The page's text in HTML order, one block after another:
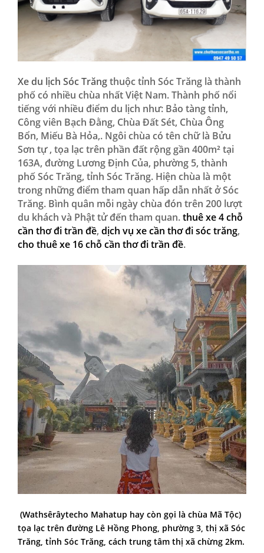
Xe du lịch Sóc Trăngthuộc tỉnh Sóc Trăng là thành
phố có nhiều chùa nhất Việt Nam. Thành phố nổi
tiếng với nhiều điểm du lịch như: Bảo tàng tỉnh,
Công viên Bạch Đằng, Chùa Đất Sét, Chùa Ông
Bổn, Miếu Bà Hỏa,. Ngôi chùa có tên chữ là Bửu
Sơn tự , tọa lạc trên phần đất rộng gần 400m² tại
163A, đường Lương Định Của, phường 5, thành
phố Sóc Trăng, tỉnh Sóc Trăng. Hiện chùa là một
trong những điểm tham quan hấp dẫn nhất ở Sóc
Trăng. Bình quân mỗi ngày chùa đón trên 200 lượt
du khách và Phật tử đến tham quan.thuê xe 4 chỗ
cần thơ đi trần đề, dịch vụ xe cần thơ đi sóc trăng,
cho thuê xe 16 chỗ cần thơ đi trần đề.
(Wathsêrâytecho Mahatup hay còn gọi là chùa Mã Tộc)
tọa lạc trên đường Lê Hồng Phong, phường 3, thị xã Sóc
Trăng, tỉnh Sóc Trăng, cách trung tâm thị xã chừng 2km.